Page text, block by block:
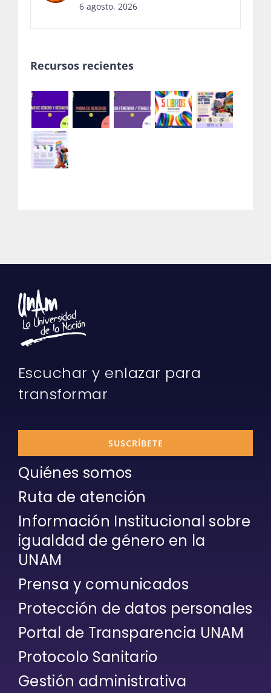
6 agosto, 2026
Recursos recientes
Escuchar y enlazar para
transformar
SUSCRÍBETE
Quiénes somos
Ruta de atención
Información Institucional sobre
igualdad de género en la
UNAM
Prensa y comunicados
Protección de datos personales
Portal de Transparencia UNAM
Protocolo Sanitario
Gestión administrativa